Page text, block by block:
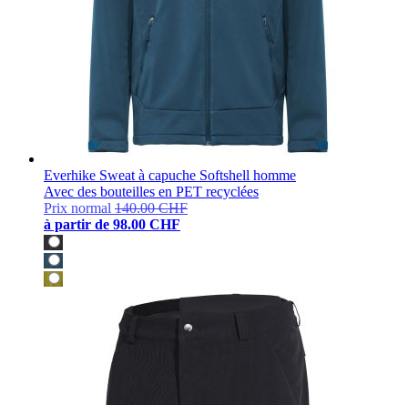
Everhike Sweat à capuche Softshell homme
Avec des bouteilles en PET recyclées
Prix normal 140.00 CHF
à partir de 98.00 CHF